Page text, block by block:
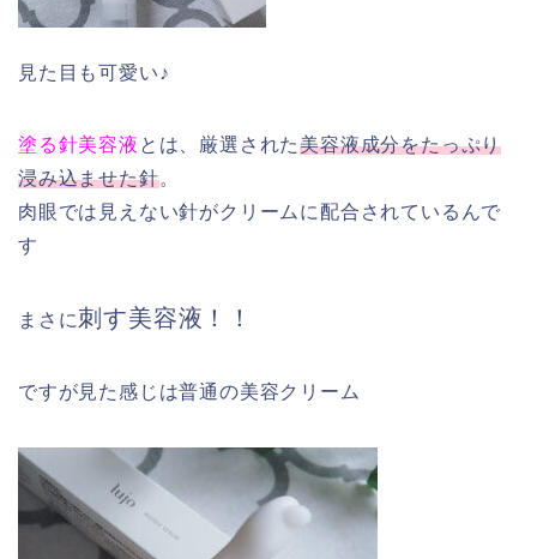
見た目も可愛い♪
塗る針美容液 とは、厳選された美容液成分をたっぷり
浸み込ませた針。
肉眼では見えない針がクリームに配合されているんで
す
まさに刺す美容液！！
ですが見た感じは普通の美容クリーム